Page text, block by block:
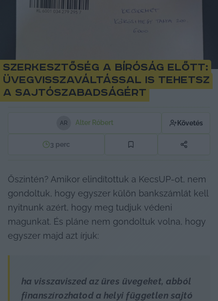
Szerkesztőség a bíróság előtt:
üvegvisszaváltással is tehetsz
a sajtószabadságért
AR Alter Róbert Követés
3 perc
Őszintén? Amikor elindítottuk a KecsUP-ot, nem
gondoltuk, hogy egyszer külön bankszámlát kell
nyitnunk azért, hogy meg tudjuk védeni
magunkat. És pláne nem gondoltuk volna, hogy
egyszer majd azt írjuk:
ha visszaviszed az üres üvegeket, abból
finanszírozhatod a helyi független sajtó